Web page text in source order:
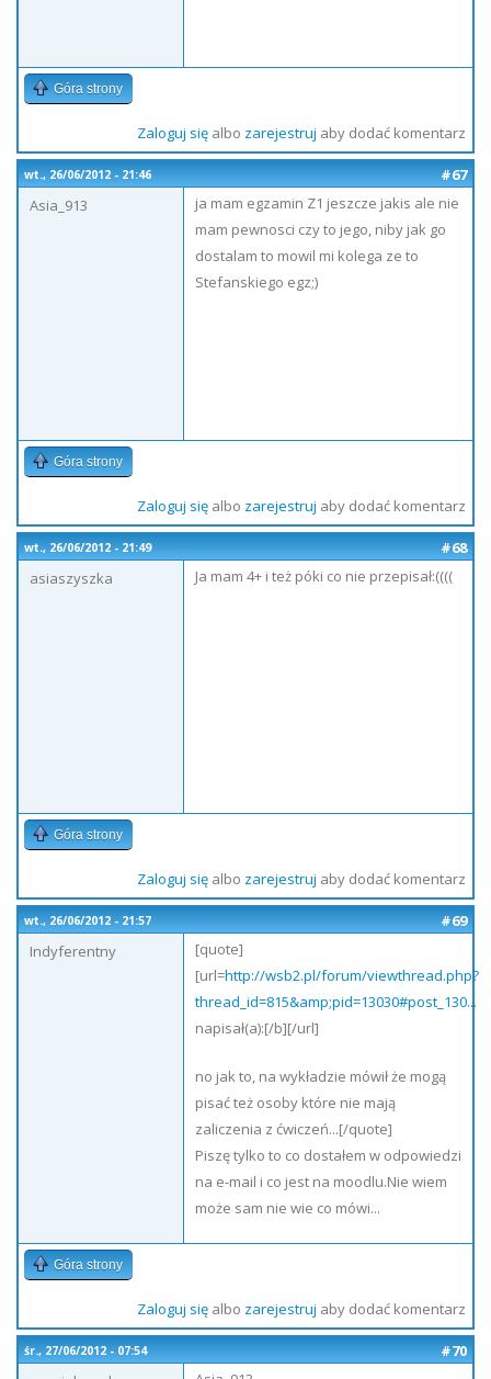
Góra strony
Zaloguj sięalbo zarejestruj aby dodać komentarz
wt., 26/06/2012 - 21:46
#67
Asia_913
ja mam egzamin Z1 jeszcze jakis ale nie
mam pewnosci czy to jego, niby jak go
dostalam to mowil mi kolega ze to
Stefanskiego egz;)
Góra strony
Zaloguj sięalbo zarejestruj aby dodać komentarz
wt., 26/06/2012 - 21:49
#68
asiaszyszka
Ja mam 4+ i też póki co nie przepisał:((((
Góra strony
Zaloguj sięalbo zarejestruj aby dodać komentarz
wt., 26/06/2012 - 21:57
#69
Indyferentny
[quote]
[url=http://wsb2.pl/forum/viewthread.php?
thread_id=815&amp;pid=13030#post_130...
napisał(a):[/b][/url]
no jak to, na wykładzie mówił że mogą
pisać też osoby które nie mają
zaliczenia z ćwiczeń...[/quote]
Piszę tylko to co dostałem w odpowiedzi
na e-mail i co jest na moodlu.Nie wiem
może sam nie wie co mówi...
Góra strony
Zaloguj sięalbo zarejestruj aby dodać komentarz
śr., 27/06/2012 - 07:54
#70